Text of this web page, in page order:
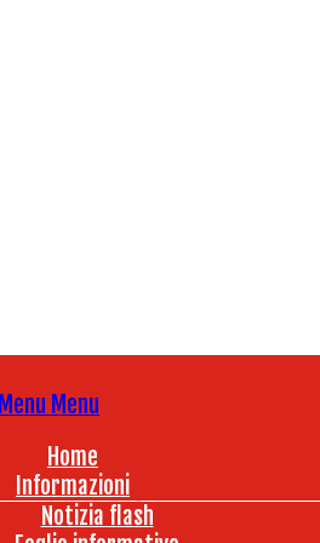
Menu Menu
Home
Informazioni
Notizia flash